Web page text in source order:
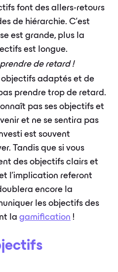
font des allers-retours
de hiérarchie. C’est
est grande, plus la
est longue.
de retard !
objectifs adaptés et de
prendre trop de retard.
pas ses objectifs et
et ne se sentira pas
est souvent
Tandis que si vous
des objectifs clairs et
l’implication referont
encore la
les objectifs des
la gamification !